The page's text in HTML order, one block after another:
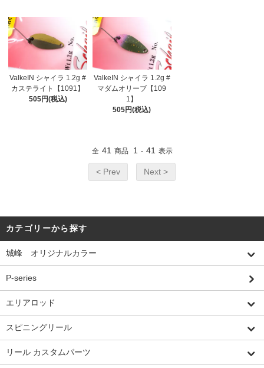
ValkeIN シャイラ 1.2g #
カステライト【1091】
505円(税込)
ValkeIN シャイラ 1.2g #
マダムオリーブ【109
1】
505円(税込)
全 41 商品 1 - 41 表示
< Prev Next >
カテゴリーから探す
城峰 オリジナルカラー
P-series
エリアロッド
スピニングリール
リール カスタムパーツ